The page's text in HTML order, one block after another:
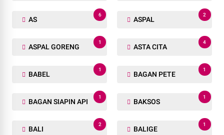
AS
6
ASPAL
2
ASPAL GORENG
1
ASTA CITA
4
BABEL
1
BAGAN PETE
1
BAGAN SIAPIN API
1
BAKSOS
1
BALI
2
BALIGE
1